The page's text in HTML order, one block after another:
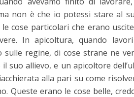
non è che io potessi stare al
cose particolari che erano
In apicoltura, quando
regine, di cose strane ne
il suo allievo, e un apicoltore
alla pari su come
Queste erano le cose belle,